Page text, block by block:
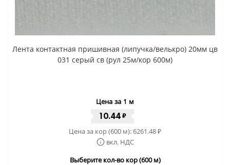
Лента контактная пришивная (липучка/велькро) 20мм цв
031 серый св (рул 25м/кор 600м)
Цена за 1 м
10.44₽
Цена за кор (600 м):6261.48₽
вкл. НДС
Выберите кол-во кор (600 м)